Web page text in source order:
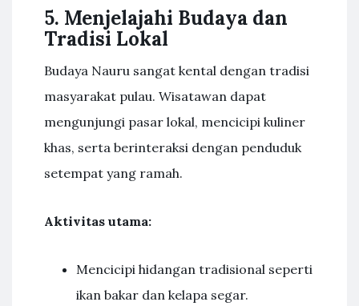
5. Menjelajahi Budaya dan
Tradisi Lokal
Budaya Nauru sangat kental dengan tradisi
masyarakat pulau. Wisatawan dapat
mengunjungi pasar lokal, mencicipi kuliner
khas, serta berinteraksi dengan penduduk
setempat yang ramah.
Aktivitas utama:
Mencicipi hidangan tradisional seperti
ikan bakar dan kelapa segar.